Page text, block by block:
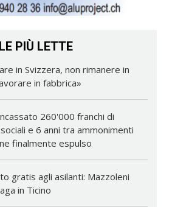
LE PIÙ LETTE
in Svizzera, non rimanere in
in fabbrica»
260'000 franchi di
e 6 anni tra ammonimenti
finalmente espulso
gratis agli asilanti: Mazzoleni
in Ticino